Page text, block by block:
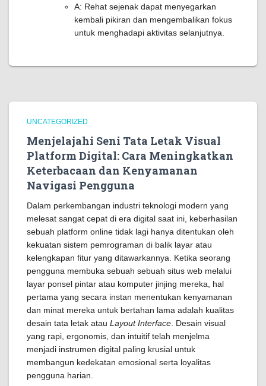
A: Rehat sejenak dapat menyegarkan
kembali pikiran dan mengembalikan fokus
untuk menghadapi aktivitas selanjutnya.
UNCATEGORIZED
Menjelajahi Seni Tata Letak Visual
Platform Digital: Cara Meningkatkan
Keterbacaan dan Kenyamanan
Navigasi Pengguna
Dalam perkembangan industri teknologi modern yang
melesat sangat cepat di era digital saat ini, keberhasilan
sebuah platform online tidak lagi hanya ditentukan oleh
kekuatan sistem pemrograman di balik layar atau
kelengkapan fitur yang ditawarkannya. Ketika seorang
pengguna membuka sebuah sebuah situs web melalui
layar ponsel pintar atau komputer jinjing mereka, hal
pertama yang secara instan menentukan kenyamanan
dan minat mereka untuk bertahan lama adalah kualitas
desain tata letak atau Layout Interface . Desain visual
yang rapi, ergonomis, dan intuitif telah menjelma
menjadi instrumen digital paling krusial untuk
membangun kedekatan emosional serta loyalitas
pengguna harian.